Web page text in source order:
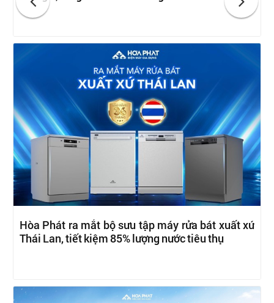
Hòa Phát ra mắt bộ sưu tập máy rửa bát xuất xứ
Thái Lan, tiết kiệm 85% lượng nước tiêu thụ